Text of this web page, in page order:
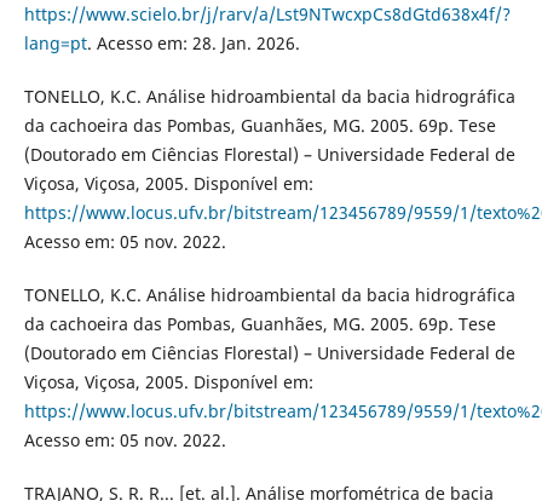
https://www.scielo.br/j/rarv/a/Lst9NTwcxpCs8dGtd638x4f/?
lang=pt. Acesso em: 28. Jan. 2026.
TONELLO, K.C. Análise hidroambiental da bacia hidrográfica
da cachoeira das Pombas, Guanhães, MG. 2005. 69p. Tese
(Doutorado em Ciências Florestal) – Universidade Federal de
Viçosa, Viçosa, 2005. Disponível em:
https://www.locus.ufv.br/bitstream/123456789/9559/1/
Acesso em: 05 nov. 2022.
TONELLO, K.C. Análise hidroambiental da bacia hidrográfica
da cachoeira das Pombas, Guanhães, MG. 2005. 69p. Tese
(Doutorado em Ciências Florestal) – Universidade Federal de
Viçosa, Viçosa, 2005. Disponível em:
https://www.locus.ufv.br/bitstream/123456789/9559/1/
Acesso em: 05 nov. 2022.
TRAJANO, S. R. R... [et. al.]. Análise morfométrica de bacia